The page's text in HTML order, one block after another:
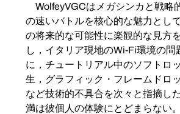
WolfeyVGCはメガシンカと戦略
の速いバトルを核心的な魅力とし
の将来的な可能性に楽観的な見方
し，イタリア現地のWi-Fi環境の問
に，チュートリアル中のソフトロ
生，グラフィック・フレームドロ
など技術的不具合を次々と指摘し
満は彼個人の体験にとどまらない。